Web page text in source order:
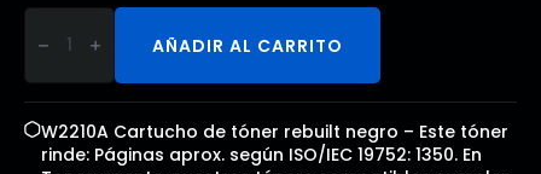
W2210A
Cartucho
de
negro
cantidad
AÑADIR AL CARRITO
W2210A Cartucho de tóner rebuilt negro – Este tóner
rinde: Páginas aprox. según ISO/IEC 19752: 1350. En